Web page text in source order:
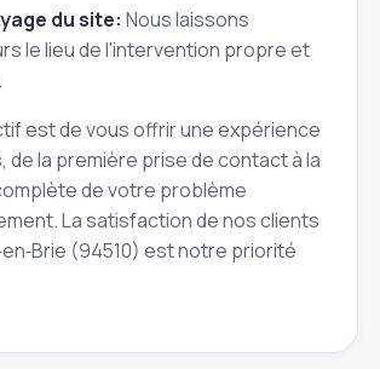
du site: Nous laissons
le lieu de l'intervention propre et
est de vous offrir une expérience
de la première prise de contact à la
de votre problème
La satisfaction de nos clients
(94510) est notre priorité